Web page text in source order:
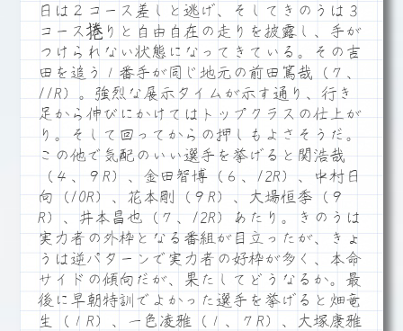
日は２コース差しと逃げ、そしてきのうは３
コース捲りと自由自在の走りを披露し、手が
つけられない状態になってきている。その吉
田を追う１番手が同じ地元の前田篤哉（７、
11R）。強烈な展示タイムが示す通り、行き
足から伸びにかけてはトップクラスの仕上が
り。そして回ってからの押しもよさそうだ。
この他で気配のいい選手を挙げると関浩哉
（４、９R）、金田智博（６、12R）、中村日
向（10R）、花本剛（９R）、大場恒季（９
R）、井本昌也（７、12R）あたり。きのうは
実力者の外枠となる番組が目立ったが、きょ
うは逆パターンで実力者の好枠が多く、本命
サイドの傾向だが、果たしてどうなるか。最
後に早朝特訓でよかった選手を挙げると畑竜
生（１R）、一色凌雅（１、７R）、大塚康雅